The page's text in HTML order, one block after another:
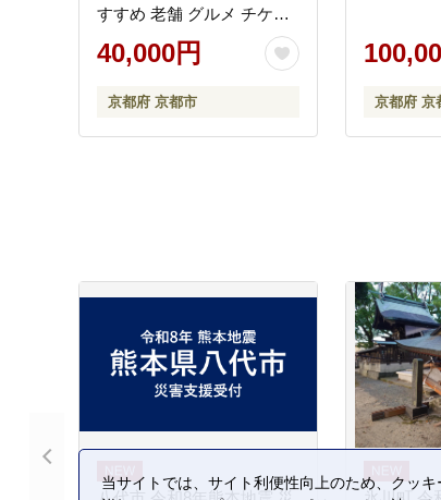
すすめ 老舗 グルメ チケッ
ト おいしい 和食 懐石 料亭
デート 記念日 旅行 ］
40,000円
京都府 京都市 京都府 京
当サイトでは、サイト利便性向上のため、クッ